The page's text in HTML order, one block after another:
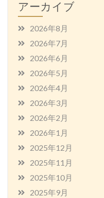
アーカイブ
2026年8月
2026年7月
2026年6月
2026年5月
2026年4月
2026年3月
2026年2月
2026年1月
2025年12月
2025年11月
2025年10月
2025年9月